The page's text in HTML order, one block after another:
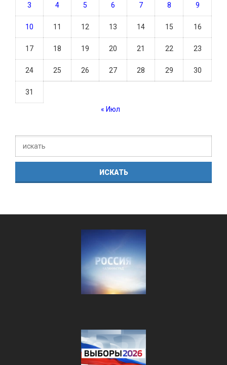
3 4 5 6 7 8 9
10 11 12 13 14 15 16
17 18 19 20 21 22 23
24 25 26 27 28 29 30
31
« Июл